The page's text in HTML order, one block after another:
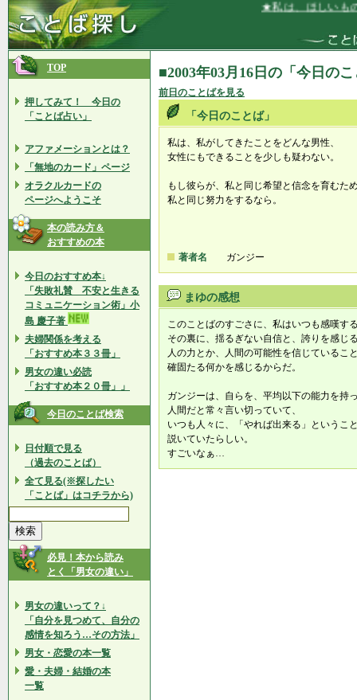
★私は、ほしいもの
TOP
押してみて！ 今日の
「ことば占い」
アファメーションとは？
「無地のカード」ページ
オラクルカードの
ページへようこそ
本の読み方＆
おすすめの本
今日のおすすめ本↓
「失敗礼賛 不安と生きる
コミュニケーション術」小
島 慶子著
夫婦関係を考える
「おすすめ本３３冊」
男女の違い必読
「おすすめ本２０冊」」
今日のことば検索
日付順で見る
（過去のことば）
全て見る(※探したい
「ことば」はコチラから)
必見！本から読み
とく「男女の違い」
男女の違いって？↓
「自分を見つめて、自分の
感情を知ろう…その方法」
男女・恋愛の本一覧
愛・夫婦・結婚の本
一覧
■2003年03月16日の「今日の
前日のことばを見る
「今日のことば」
私は、私がしてきたことをどんな男性、
女性にもできることを少しも疑わない。
もし彼らが、私と同じ希望と信念を育むた
私と同じ努力をするなら。
著者名 ガンジー
まゆの感想
このことばのすごさに、私はいつも感嘆す
その裏に、揺るぎない自信と、誇りを感じ
人の力とか、人間の可能性を信じているこ
確固たる何かを感じるからだ。
ガンジーは、自らを、平均以下の能力を持
人間だと常々言い切っていて、
いつも人々に、「やれば出来る」というこ
説いていたらしい。
すごいなぁ…